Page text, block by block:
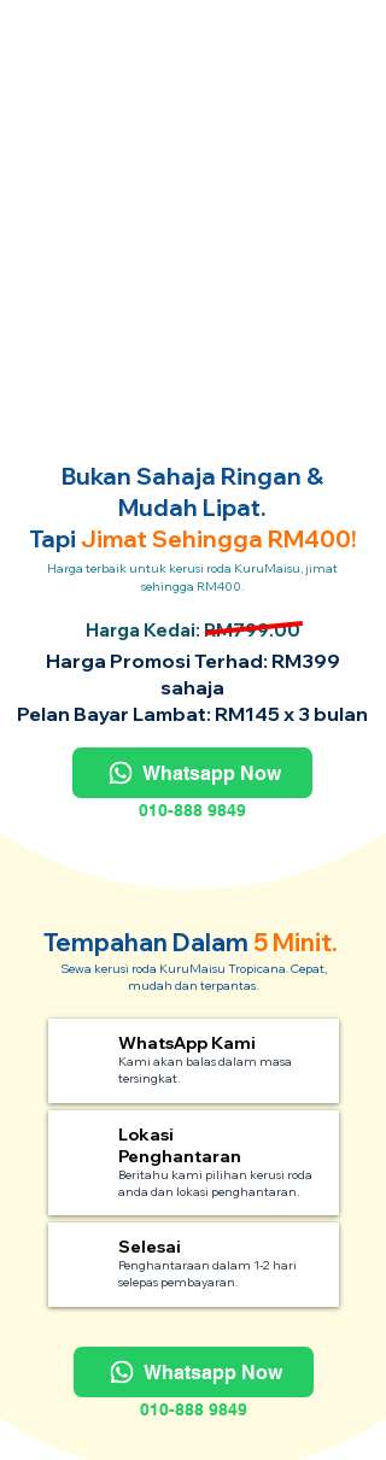
Bukan Sahaja Ringan &
Mudah Lipat.
Tapi Jimat Sehingga RM400!
Harga terbaik untuk kerusi roda KuruMaisu, jimat
sehingga RM400.
Harga Kedai: RM799.00
Harga Promosi Terhad: RM399
sahaja
Pelan Bayar Lambat: RM145 x 3 bulan
Whatsapp Now
010-888 9849
Tempahan Dalam 5 Minit.
Sewa kerusi roda KuruMaisu Tropicana. Cepat,
mudah dan terpantas.
WhatsApp Kami
Kami akan balas dalam masa
tersingkat.
Lokasi
Penghantaran
Beritahu kami pilihan kerusi roda
anda dan lokasi penghantaran.
Selesai
Penghantaraan dalam 1-2 hari
selepas pembayaran.
Whatsapp Now
010-888 9849